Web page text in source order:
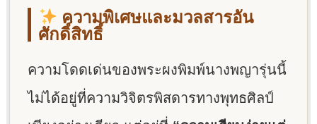
ความพิเศษและมวลสารอัน
ศักดิ์สิทธิ์
ความโดดเด่นของพระผงพิมพ์นางพญารุ่นนี้
ไม่ได้อยู่ที่ความวิจิตรพิสดารทางพุทธศิลป์